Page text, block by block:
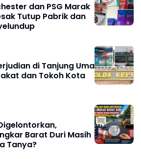
dan PSG Marak
Tutup Pabrik dan
di Tanjung Uma
dan Tokoh Kota
Barat Duri Masih
Tanya?